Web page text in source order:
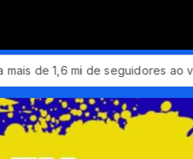
de 1,6 mi de seguidores ao